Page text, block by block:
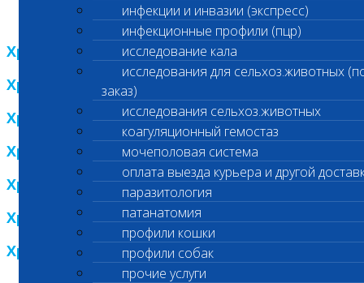
инфекции и инвазии (экспресс)
инфекционные профили (пцр)
исследование кала
исследования для сельхоз.животных
заказ)
исследования сельхоз.животных
коагуляционный гемостаз
мочеполовая система
оплата выезда курьера и другой
паразитология
патанатомия
профили кошки
профили собак
прочие услуги
Хрустальная пробирка 2013
Хрустальная пробирка 2012
Хрустальная пробирка 2011
Хрустальная пробирка 2010
Хрустальная пробирка 2009
Хрустальная пробирка 2008
Хрустальная пробирка 2007